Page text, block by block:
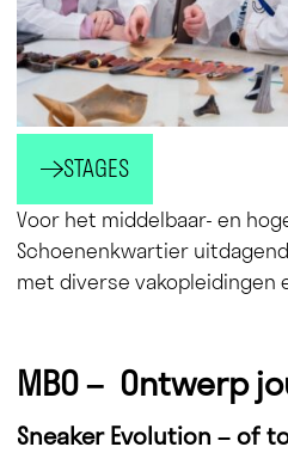
STAGES
Voor het middelbaar- en
Schoenenkwartier
met diverse vakopleidingen
MBO – Ontwerp
Sneaker Evolution – of